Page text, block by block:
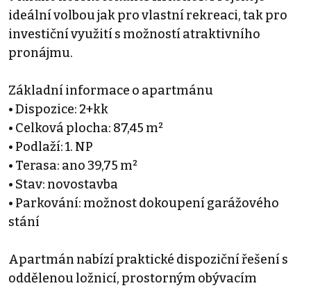
ideální volbou jak pro vlastní rekreaci, tak pro
investiční využití s možností atraktivního
pronájmu.
Základní informace o apartmánu
• Dispozice: 2+kk
• Celková plocha: 87,45 m²
• Podlaží: 1. NP
• Terasa: ano 39,75 m²
• Stav: novostavba
• Parkování: možnost dokoupení garážového
stání
Apartmán nabízí praktické dispoziční řešení s
oddělenou ložnicí, prostorným obývacím